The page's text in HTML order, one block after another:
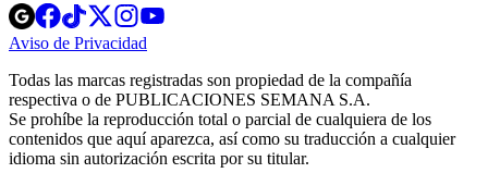
Opens
in
new
Opens
in
new
Opens
in
new
window
Opens
new
windowwindow
Aviso de Privacidad
new
window
Todas las marcas registradas son propiedad de la compañía
respectiva o de PUBLICACIONES SEMANA S.A.
Se prohíbe la reproducción total o parcial de cualquiera de los
contenidos que aquí aparezca, así como su traducción a cualquier
idioma sin autorización escrita por su titular.